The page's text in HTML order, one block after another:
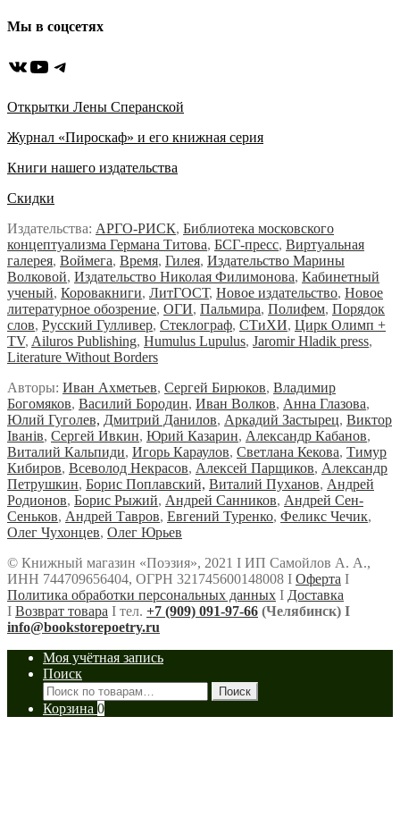
Мы в соцсетях
ВКонтакте
YouTube
Telegram
Открытки Лены Сперанской
Журнал «Пироскаф» и его книжная серия
Книги нашего издательства
Скидки
Издательства: АРГО-РИСК, Библиотека московского
концептуализма Германа Титова, БСГ-пресс, Виртуальная
галерея, Воймега, Время, Гилея, Издательство Марины
Волковой, Издательство Николая Филимонова, Кабинетный
ученый, Коровакниги, ЛитГОСТ, Новое издательство, Новое
литературное обозрение, ОГИ, Пальмира, Полифем, Порядок
слов, Русский Гулливер, Стеклограф, СТиХИ, Цирк Олимп +
TV, Ailuros Publishing, Humulus Lupulus, Jaromir Hladik press,
Literature Without Borders
Авторы: Иван Ахметьев, Сергей Бирюков, Владимир
Богомяков, Василий Бородин, Иван Волков, Анна Глазова,
Юлий Гуголев, Дмитрий Данилов, Аркадий Застырец, Виктор
Iванiв, Сергей Ивкин, Юрий Казарин, Александр Кабанов,
Виталий Кальпиди, Игорь Караулов, Светлана Кекова, Тимур
Кибиров, Всеволод Некрасов, Алексей Парщиков, Александр
Петрушкин, Борис Поплавский, Виталий Пуханов, Андрей
Родионов, Борис Рыжий, Андрей Санников, Андрей Сен-
Сеньков, Андрей Тавров, Евгений Туренко, Феликс Чечик,
Олег Чухонцев, Олег Юрьев
© Книжный магазин «Поэзия», 2021 Ι ИП Самойлов А. А.,
ИНН 744709656404, ОГРН 321745600148008 Ι Оферта Ι
Политика обработки персональных данных Ι Доставка
Ι Возврат товара Ι тел. +7 (909) 091-97-66 (Челябинск) Ι
info@bookstorepoetry.ru
Моя учётная запись
Поиск
Искать:
Поиск
Корзина 0